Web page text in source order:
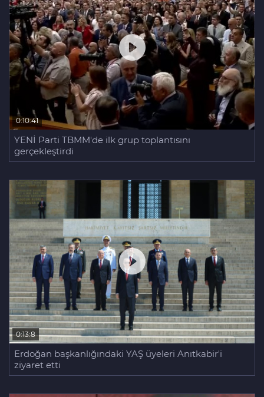
0:10:41
YENİ Parti TBMM'de ilk grup toplantısını
gerçekleştirdi
0:13:8
Erdoğan başkanlığındaki YAŞ üyeleri Anıtkabir'i
ziyaret etti